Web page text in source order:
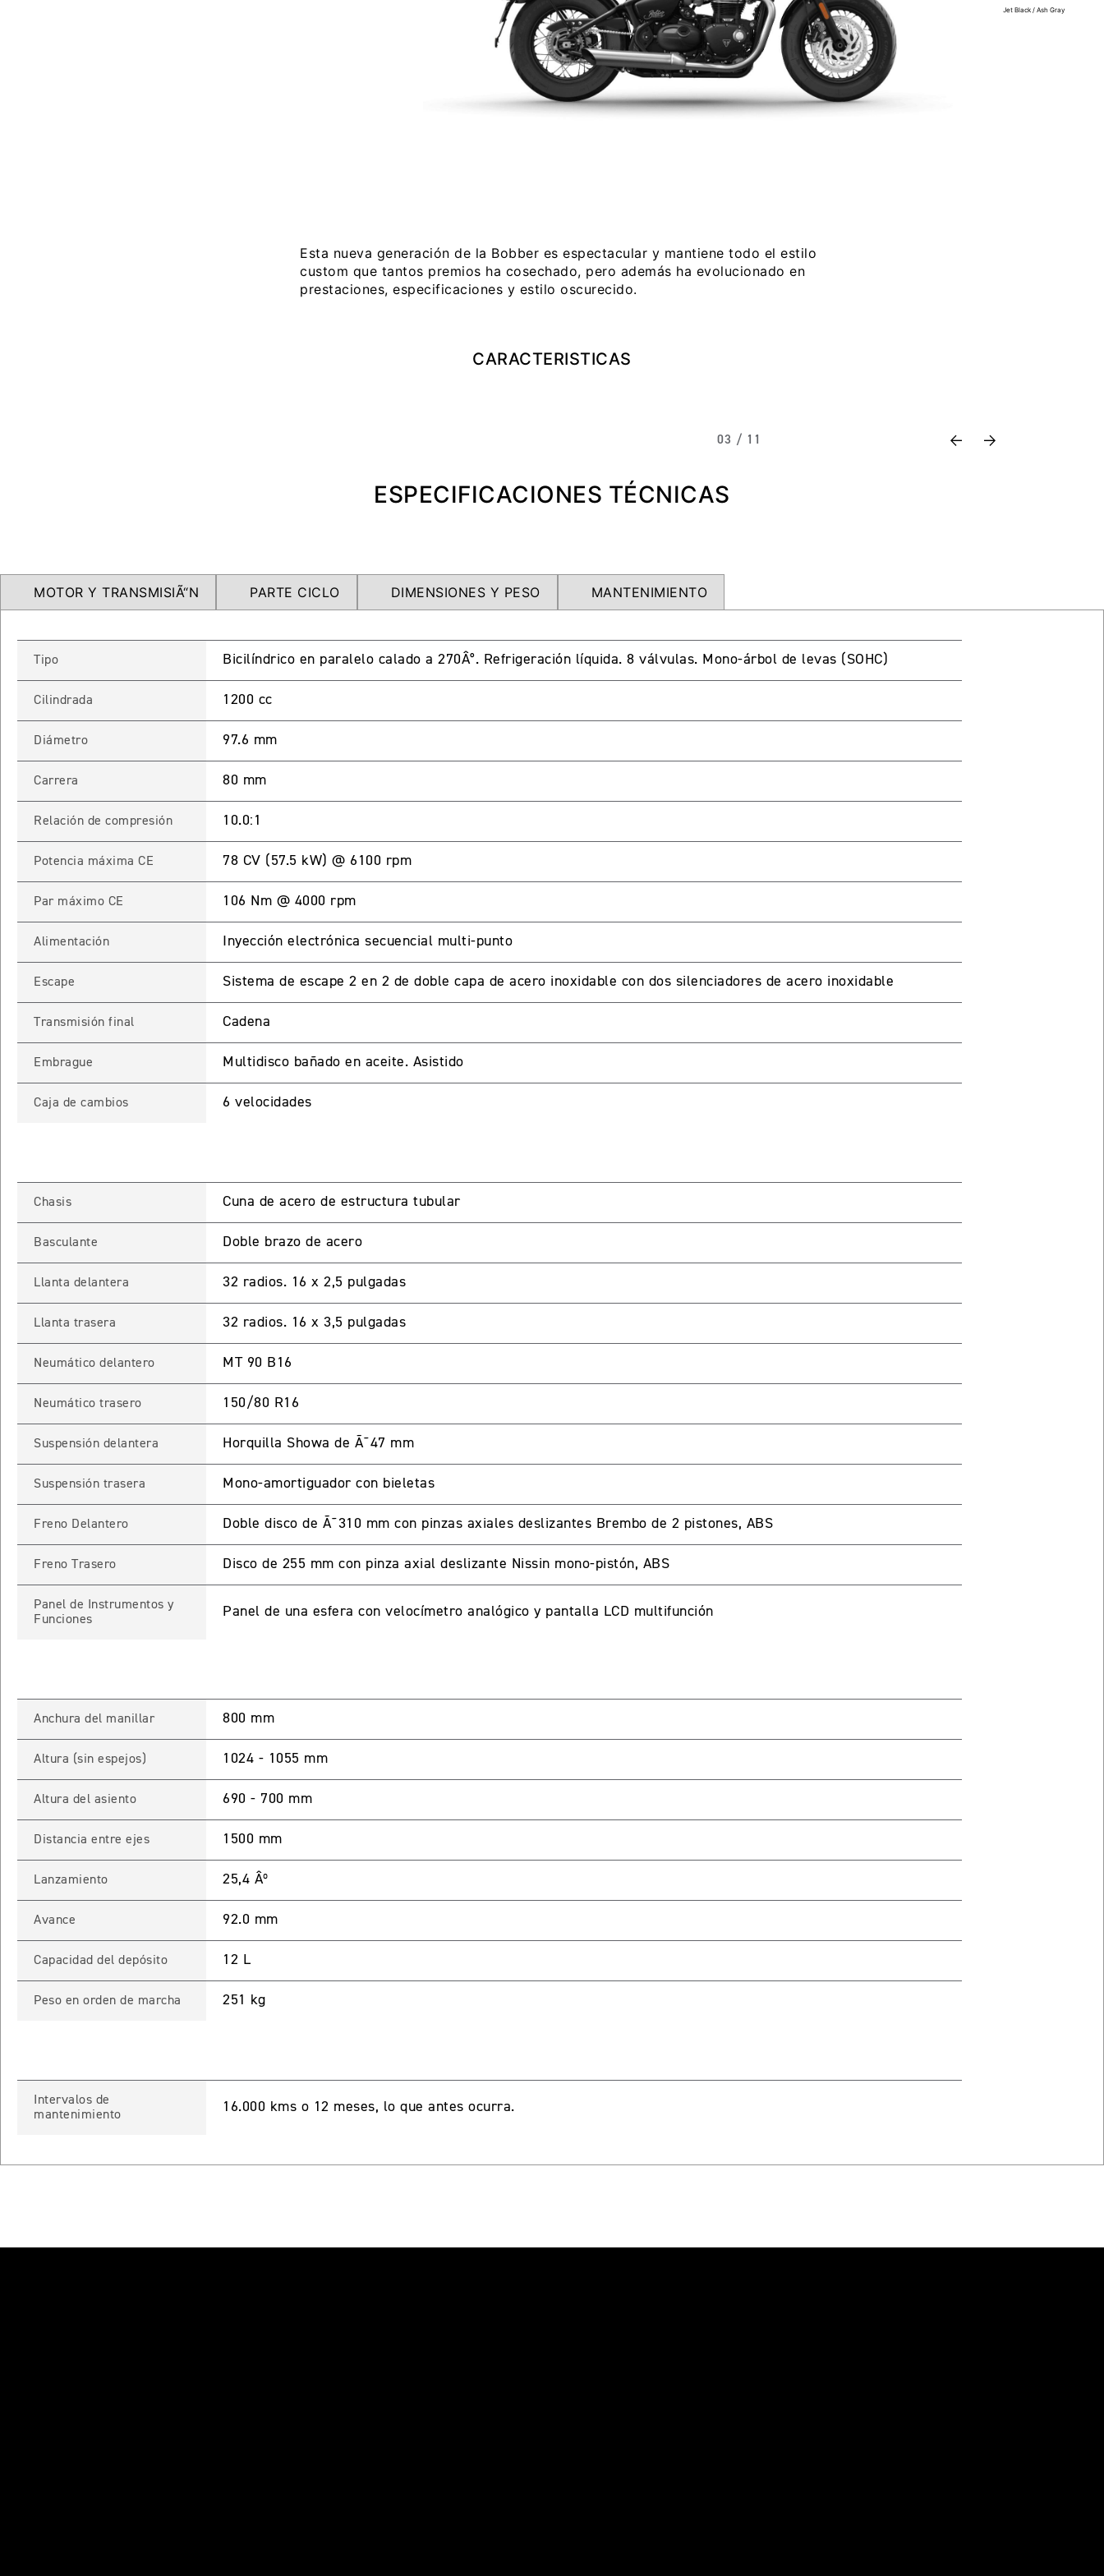
Jet Black / Ash Gray
Esta nueva generación de la Bobber es espectacular y mantiene todo el estilo
custom que tantos premios ha cosechado, pero además ha evolucionado en
prestaciones, especificaciones y estilo oscurecido.
CARACTERISTICAS
03 / 11 PreviousNext
ESPECIFICACIONES TÉCNICAS
MOTOR Y TRANSMISIÃ“N PARTE CICLO DIMENSIONES Y PESO MANTENIMIENTO
Tipo Bicilíndrico en paralelo calado a 270Â°. Refrigeración líquida. 8 válvulas. Mono-árbol de levas (SOHC)
Cilindrada 1200 cc
Diámetro 97.6 mm
Carrera 80 mm
Relación de compresión 10.0:1
Potencia máxima CE 78 CV (57.5 kW) @ 6100 rpm
Par máximo CE 106 Nm @ 4000 rpm
Alimentación Inyección electrónica secuencial multi-punto
Escape Sistema de escape 2 en 2 de doble capa de acero inoxidable con dos silenciadores de acero inoxidable
Transmisión final Cadena
Embrague Multidisco bañado en aceite. Asistido
Caja de cambios 6 velocidades
Chasis Cuna de acero de estructura tubular
Basculante Doble brazo de acero
Llanta delantera 32 radios. 16 x 2,5 pulgadas
Llanta trasera 32 radios. 16 x 3,5 pulgadas
Neumático delantero MT 90 B16
Neumático trasero 150/80 R16
Suspensión delantera Horquilla Showa de Ã˜47 mm
Suspensión trasera Mono-amortiguador con bieletas
Freno Delantero Doble disco de Ã˜310 mm con pinzas axiales deslizantes Brembo de 2 pistones, ABS
Freno Trasero Disco de 255 mm con pinza axial deslizante Nissin mono-pistón, ABS
Panel de Instrumentos y
Funciones
Panel de una esfera con velocímetro analógico y pantalla LCD multifunción
Anchura del manillar 800 mm
Altura (sin espejos) 1024 - 1055 mm
Altura del asiento 690 - 700 mm
Distancia entre ejes 1500 mm
Lanzamiento 25,4 Âº
Avance 92.0 mm
Capacidad del depósito 12 L
Peso en orden de marcha 251 kg
Intervalos de
mantenimiento
16.000 kms o 12 meses, lo que antes ocurra.
INGRESO CLIENTES
registrarte.
INICIAR NUEVA CUENTA